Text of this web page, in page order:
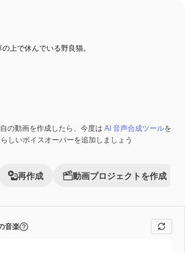
の上で休んでいる野良猫。
の動画を作成したら、今度は AI 音声合成ツールを
しいボイスオーバーを追加しましょう
再作成 動画プロジェクトを作成
音楽